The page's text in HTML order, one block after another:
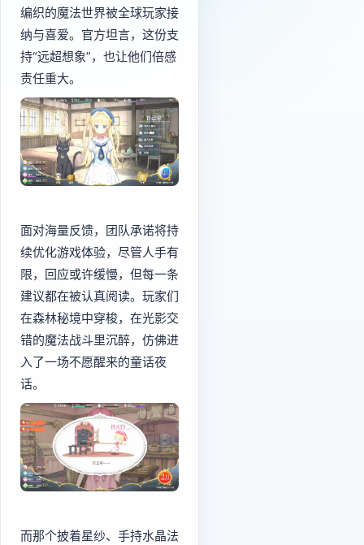
编织的魔法世界被全球玩家接
纳与喜爱。官方坦言，这份支
持“远超想象”，也让他们倍感
责任重大。
面对海量反馈，团队承诺将持
续优化游戏体验，尽管人手有
限，回应或许缓慢，但每一条
建议都在被认真阅读。玩家们
在森林秘境中穿梭，在光影交
错的魔法战斗里沉醉，仿佛进
入了一场不愿醒来的童话夜
话。
而那个披着星纱、手持水晶法